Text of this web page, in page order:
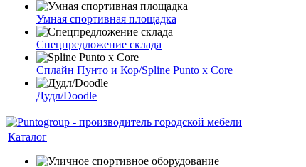
Умная спортивная площадка
Спецпредложение склада
Сплайн Пунто и Кор/Spline Punto x Core
Дудл/Doodle
Каталог